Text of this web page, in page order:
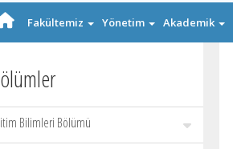
Fakültemiz Yönetim Akademik
Bilimleri Bölümü